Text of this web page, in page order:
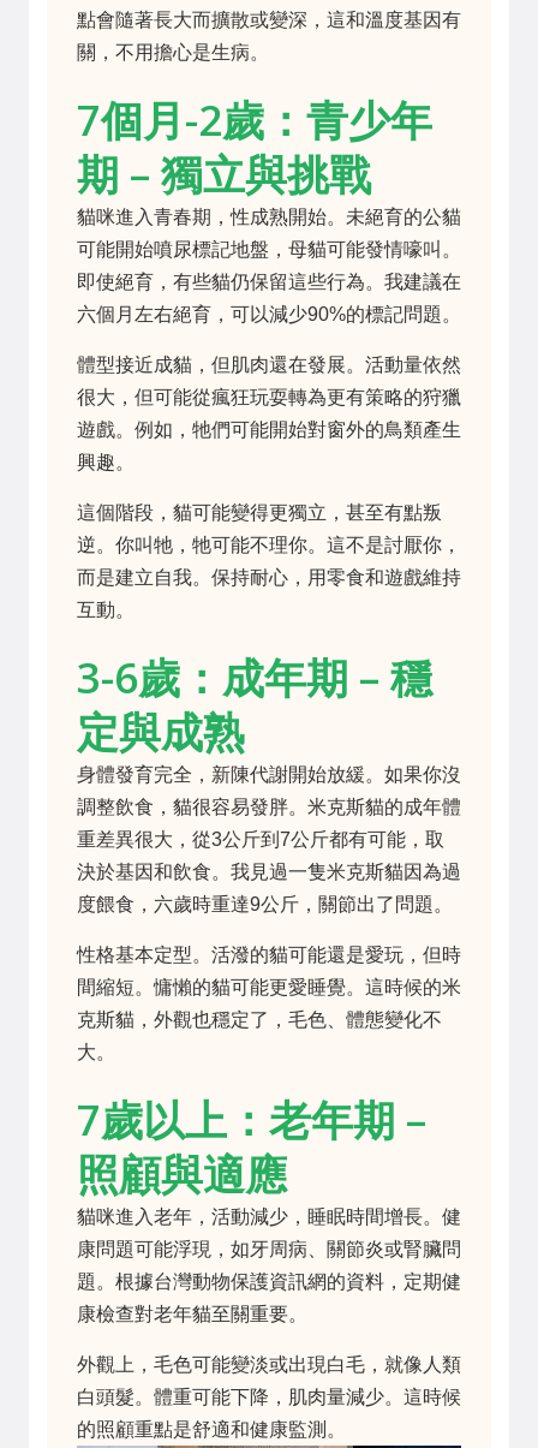
點會隨著長大而擴散或變深，這和溫度基因有
關，不用擔心是生病。
7個月-2歲：青少年
期 – 獨立與挑戰
貓咪進入青春期，性成熟開始。未絕育的公貓
可能開始噴尿標記地盤，母貓可能發情嚎叫。
即使絕育，有些貓仍保留這些行為。我建議在
六個月左右絕育，可以減少90%的標記問題。
體型接近成貓，但肌肉還在發展。活動量依然
很大，但可能從瘋狂玩耍轉為更有策略的狩獵
遊戲。例如，牠們可能開始對窗外的鳥類產生
興趣。
這個階段，貓可能變得更獨立，甚至有點叛
逆。你叫牠，牠可能不理你。這不是討厭你，
而是建立自我。保持耐心，用零食和遊戲維持
互動。
3-6歲：成年期 – 穩
定與成熟
身體發育完全，新陳代謝開始放緩。如果你沒
調整飲食，貓很容易發胖。米克斯貓的成年體
重差異很大，從3公斤到7公斤都有可能，取
決於基因和飲食。我見過一隻米克斯貓因為過
度餵食，六歲時重達9公斤，關節出了問題。
性格基本定型。活潑的貓可能還是愛玩，但時
間縮短。慵懶的貓可能更愛睡覺。這時候的米
克斯貓，外觀也穩定了，毛色、體態變化不
大。
7歲以上：老年期 –
照顧與適應
貓咪進入老年，活動減少，睡眠時間增長。健
康問題可能浮現，如牙周病、關節炎或腎臟問
題。根據台灣動物保護資訊網的資料，定期健
康檢查對老年貓至關重要。
外觀上，毛色可能變淡或出現白毛，就像人類
白頭髮。體重可能下降，肌肉量減少。這時候
的照顧重點是舒適和健康監測。